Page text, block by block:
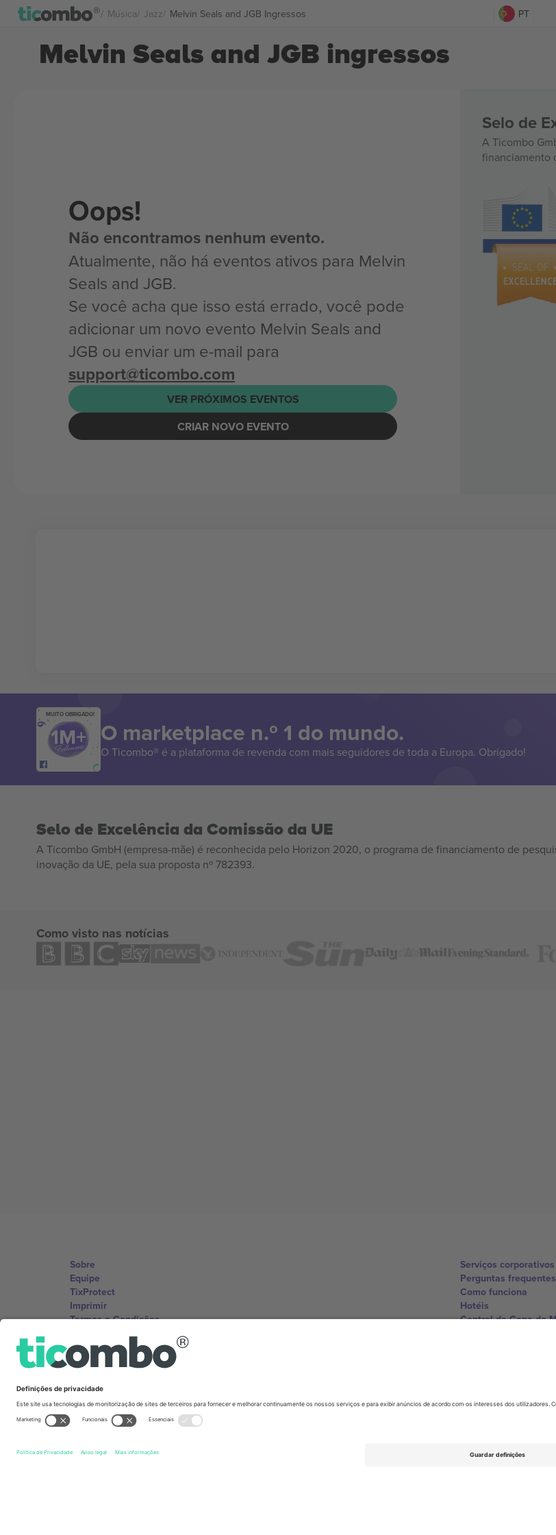
Música Jazz Melvin Seals and JGB Ingressos PT
Melvin Seals and JGB ingressos
Oops!
Não encontramos nenhum evento.
Atualmente, não há eventos ativos para Melvin
Seals and JGB.
Se você acha que isso está errado, você pode
adicionar um novo evento Melvin Seals and
JGB ou enviar um e-mail para
support@ticombo.com
VER PRÓXIMOS EVENTOS
CRIAR NOVO EVENTO
Selo de
A Ticombo
financiamento
MUITO OBRIGADO!
O marketplace n.º 1 do mundo.
O Ticombo® é a plataforma de revenda com mais seguidores de toda a Europa. Obrigado!
Selo de Excelência da Comissão da UE
A Ticombo GmbH (empresa-mãe) é reconhecida pelo Horizon 2020, o programa de financiamento de
inovação da UE, pela sua proposta nº 782393.
Como visto nas notícias
Sobre
Equipe
TixProtect
Imprimir
Termos e Condições
Programa de afiliados
Serviços corporativos
Perguntas frequentes
Como funciona
Hotéis
Central da Copa do